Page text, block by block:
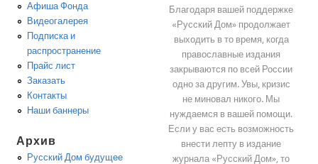
Афиша Фонда
Видеогалерея
Подписка и
распространение
Прайс лист
Заказать
Контакты
Наши баннеры
Архив
Русский Дом будущее
Благодаря вашей поддержке
«Русский Дом» продолжает
выходить в то время, когда
православные издания
закрываются по всей России
одно за другим. Увы, кризис
не миновал никого. Мы
нуждаемся в вашей помощи.
Если у вас есть возможность
внести лепту в издание
журнала «Русский Дом», то